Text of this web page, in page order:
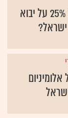
ארה"ב הטילה מכס של 25% על יבוא